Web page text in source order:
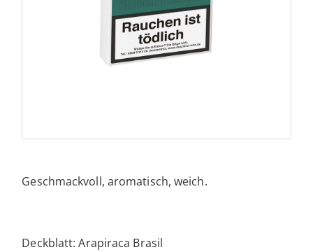
Geschmackvoll, aromatisch, weich.
Deckblatt: Arapiraca Brasil